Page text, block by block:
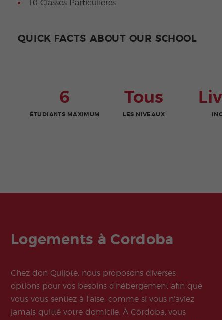
10 Classes Particulières
QUICK FACTS ABOUT OUR SCHOOL
6
ÉTUDIANTS MAXIMUM
Tous
LES NIVEAUX
Logements à Cordoba
Chez don Quijote, nous proposons diverses
options pour vos besoins d’hébergement afin que
vous vous sentiez à l’aise, comme si vous n’aviez
jamais quitté votre domicile. À Córdoba, vous